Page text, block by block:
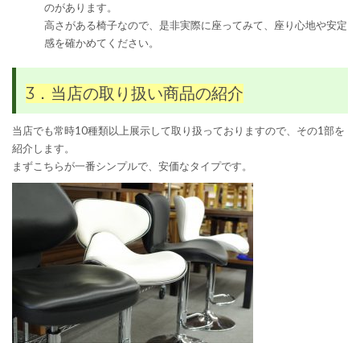
のがあります。
高さがある椅子なので、是非実際に座ってみて、座り心地や安定
感を確かめてください。
3．当店の取り扱い商品の紹介
当店でも常時10種類以上展示して取り扱っておりますので、その1部を
紹介します。
まずこちらが一番シンプルで、安価なタイプです。